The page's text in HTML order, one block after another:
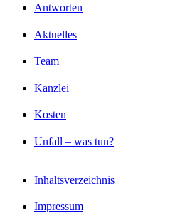
Antworten
Aktuelles
Team
Kanzlei
Kosten
Unfall – was tun?
Inhaltsverzeichnis
Impressum